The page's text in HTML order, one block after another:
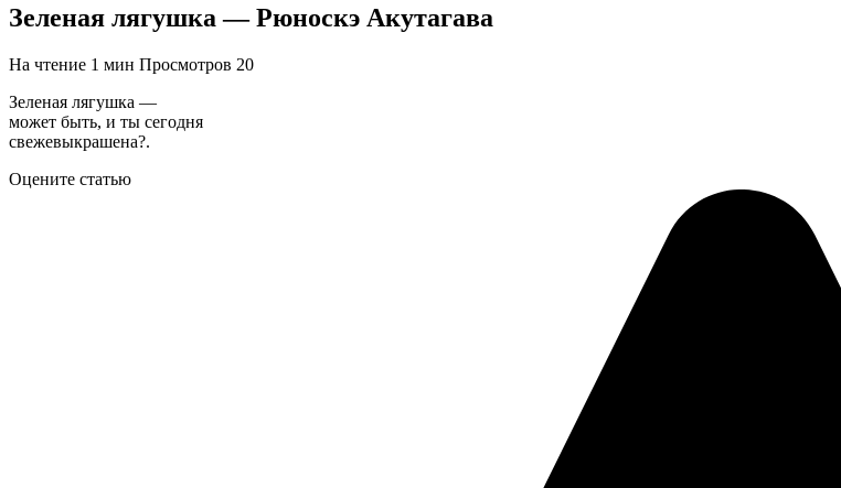
Зеленая лягушка — Рюноскэ Акутагава
На чтение 1 мин Просмотров 20
Зеленая лягушка —
может быть, и ты сегодня
свежевыкрашена?.
Оцените статью